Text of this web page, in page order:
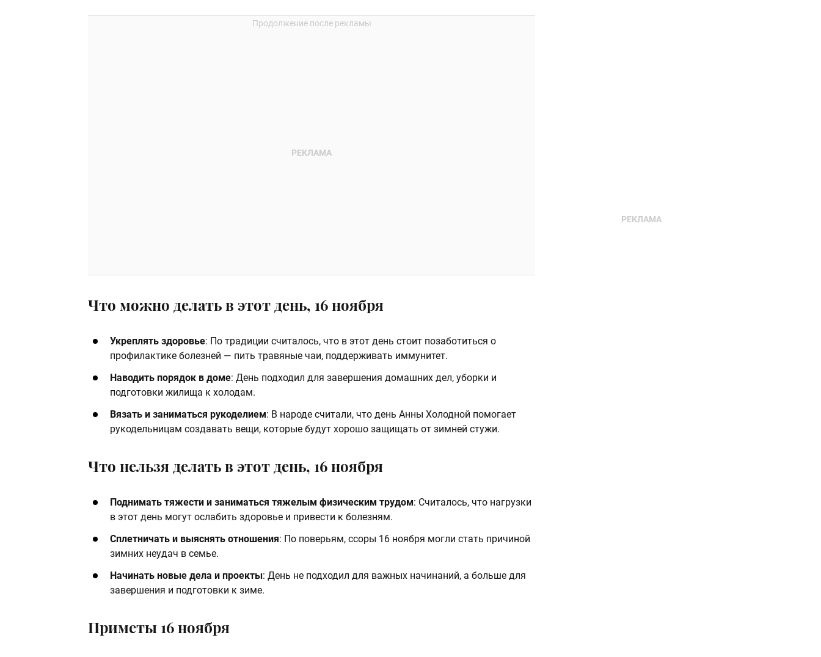
Что можно делать в этот день, 16 ноября
Укреплять здоровье: По традиции считалось, что в этот день стоит позаботиться о
профилактике болезней — пить травяные чаи, поддерживать иммунитет.
Наводить порядок в доме: День подходил для завершения домашних дел, уборки и
подготовки жилища к холодам.
Вязать и заниматься рукоделием: В народе считали, что день Анны Холодной помогает
рукодельницам создавать вещи, которые будут хорошо защищать от зимней стужи.
Что нельзя делать в этот день, 16 ноября
Поднимать тяжести и заниматься тяжелым физическим трудом: Считалось, что нагрузки
в этот день могут ослабить здоровье и привести к болезням.
Сплетничать и выяснять отношения: По поверьям, ссоры 16 ноября могли стать причиной
зимних неудач в семье.
Начинать новые дела и проекты: День не подходил для важных начинаний, а больше для
завершения и подготовки к зиме.
Приметы 16 ноября